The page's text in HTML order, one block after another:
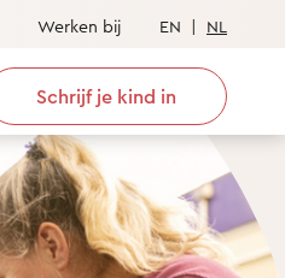
Werken bij EN | NL
Schrijf je kind in